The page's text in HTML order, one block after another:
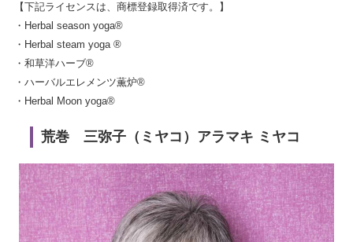
【下記ライセンスは、商標登録取得済です。】
・Herbal season yoga®
・Herbal steam yoga ®
・和草洋ハーブ®
・ハーバルエレメンツ薫炉®
・Herbal Moon yoga®
荒巻 三弥子（ミヤコ）アラマキ ミヤコ